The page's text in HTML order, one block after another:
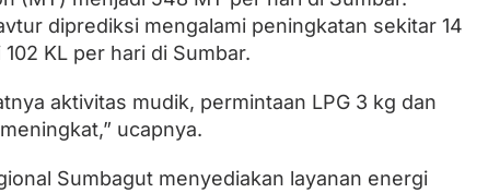
diprediksi mengalami peningkatan sekitar 14
KL per hari di Sumbar.
aktivitas mudik, permintaan LPG 3 kg dan
ucapnya.
Sumbagut menyediakan layanan energi